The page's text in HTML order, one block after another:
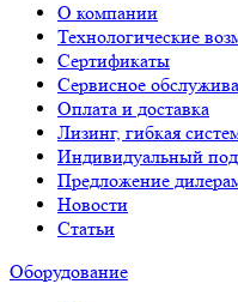
О компании
Технологические
Сертификаты
Сервисное
Оплата и доставка
Лизинг, гибкая
Индивидуальный
Предложение
Новости
Статьи
Оборудование